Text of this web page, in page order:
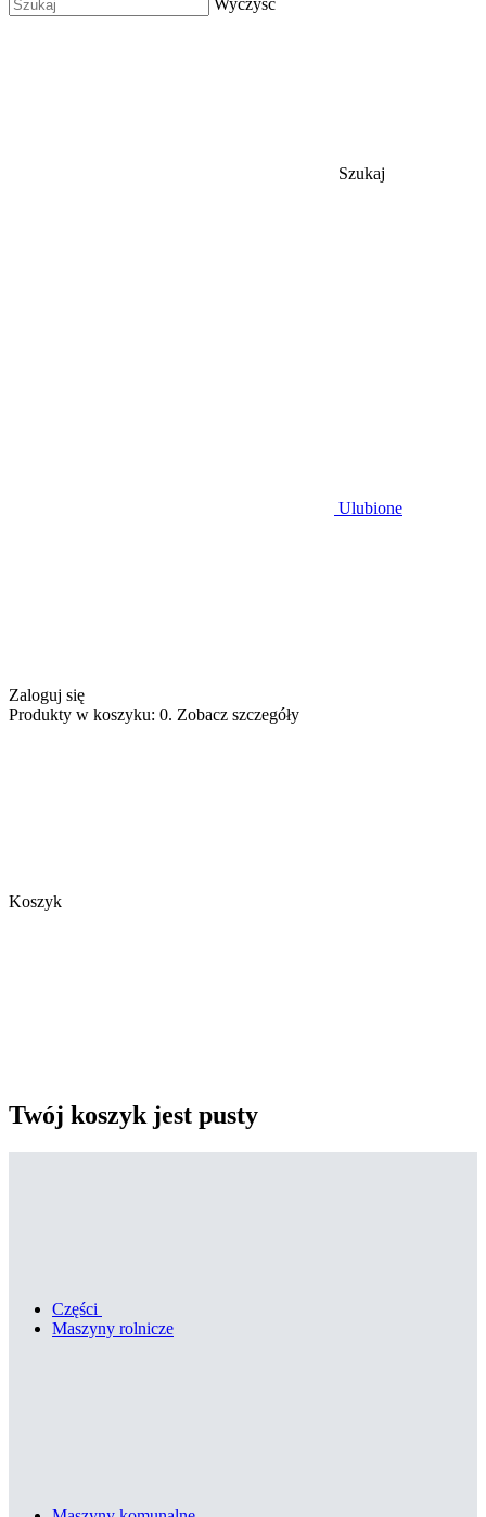
Wyczyść
Szukaj
Ulubione
Zaloguj się
Produkty w koszyku: 0. Zobacz szczegóły
Koszyk
Twój koszyk jest pusty
Części
Maszyny rolnicze